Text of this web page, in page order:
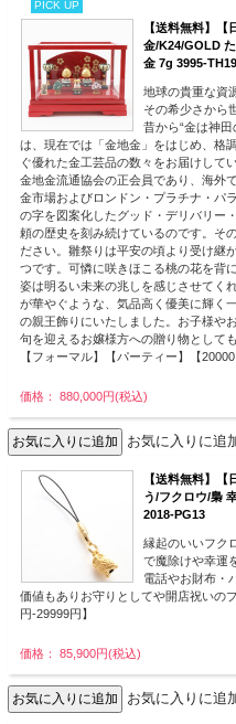
PICK UP
【送料無料】
金/K24/GOLD
金 7g 3995-TH19
地球の貴重な資
その希少さから
昔から“金は神
は、現在では「金地金」をはじめ、格
ぐ優れた金工芸品の数々をお届けして
金地金流通協会の正会員であり、海外
金市場およびロンドン・プラチナ・パ
の字を図案化したグッド・デリバリー
頼の歴史を刻み続けているのです。そ
ださい。雛祭りは平安の頃より受け継
つです。可憐に咲きほこる桃の花を背
姿は明るい未来の兆しを感じさせてく
が華やぐような、気品高く優美に輝く
の親王飾りにいたしました。お子様や
句を迎えるお嬢様方への贈り物として
【フォーマル】【パーティー】【
価格： 880,000円(税込)
お気に入りに追
【送料無料】
う/フクロウ/梟
2018-PG13
縁起のいいフク
で魔除けや幸運
電話やお財布・
価値もありお守りとしてや開店祝いの
円-29999円】
価格： 85,900円(税込)
お気に入りに追